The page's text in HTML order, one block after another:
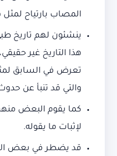
المصاب بارتياح لمثل
ينشئون لهم تاريخ
هذا التاريخ غير
تعرض في السابق
والتي قد تنبأ عن
كما يقوم البعض
لإثبات ما يقوله.
قد يضطر في بعض